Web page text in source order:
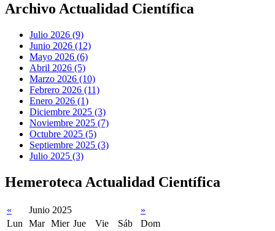
Archivo Actualidad Científica
Julio 2026 (9)
Junio 2026 (12)
Mayo 2026 (6)
Abril 2026 (5)
Marzo 2026 (10)
Febrero 2026 (11)
Enero 2026 (1)
Diciembre 2025 (3)
Noviembre 2025 (7)
Octubre 2025 (5)
Septiembre 2025 (3)
Julio 2025 (3)
Hemeroteca Actualidad Científica
« Junio 2025
»
Lun
Mar Mier Jue Vie Sáb
Dom